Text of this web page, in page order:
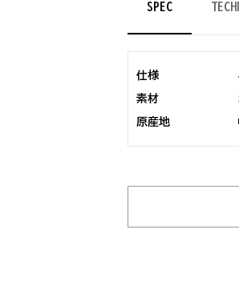
SPEC
仕様
素材
原産地